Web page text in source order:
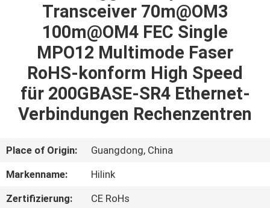
PRODUKTE
ÜBER
UNS
WERKSBESICHTIGUNG
QUALITÄTSKONTROLLE
KONTAKT
Transceiver 70m@OM3
100m@OM4 FEC Single
MPO12 Multimode Faser
RoHS-konform High Speed
für 200GBASE-SR4 Ethernet-
Verbindungen Rechenzentren
Place of Origin:
Guangdong, China
Markenname:
Hilink
Zertifizierung:
CE RoHs